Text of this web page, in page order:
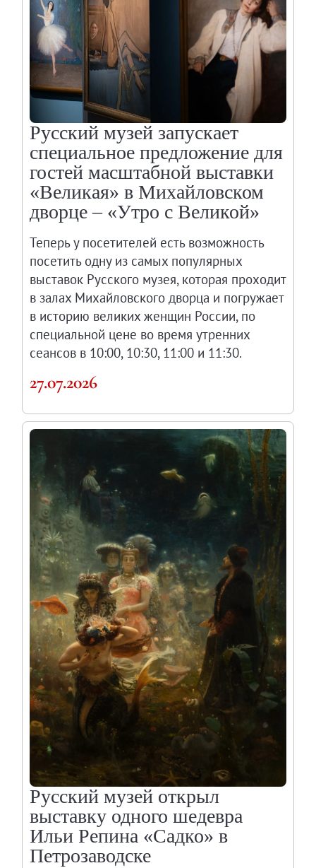
Русский музей запускает
специальное предложение для
гостей масштабной выставки
«Великая» в Михайловском
дворце – «Утро с Великой»
Теперь у посетителей есть возможность
посетить одну из самых популярных
выставок Русского музея, которая проходит
в залах Михайловского дворца и погружает
в историю великих женщин России, по
специальной цене во время утренних
сеансов в 10:00, 10:30, 11:00 и 11:30.
27.07.2026
Русский музей открыл
выставку одного шедевра
Ильи Репина «Садко» в
Петрозаводске